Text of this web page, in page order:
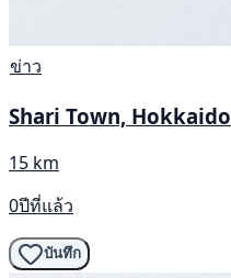
ข่าว
Shari Town, Hokkaido
15 km
0ปีที่แล้ว
บันทึก